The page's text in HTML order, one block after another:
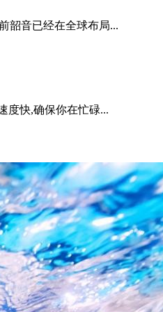
韶音已经在全球布局...
度快,确保你在忙碌...